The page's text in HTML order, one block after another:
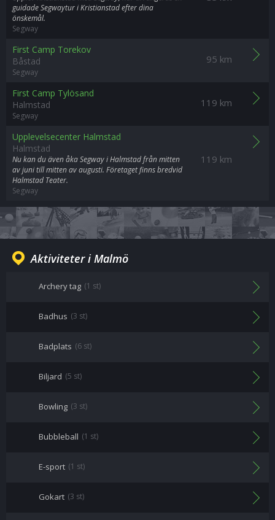
guidade Segwaytur i Kristianstad efter dina
önskemål.
Segway
95 km
First Camp Torekov
Båstad
Segway
119 km
First Camp Tylösand
Halmstad
Segway
119 km
Upplevelsecenter Halmstad
Halmstad
Nu kan du även åka Segway i Halmstad från mitten
av juni till mitten av augusti. Företaget finns bredvid
Halmstad Teater.
Segway
Aktiviteter i Malmö
Archery tag (1 st)
Badhus (3 st)
Badplats (6 st)
Biljard (5 st)
Bowling (3 st)
Bubbleball (1 st)
E-sport (1 st)
Gokart (3 st)